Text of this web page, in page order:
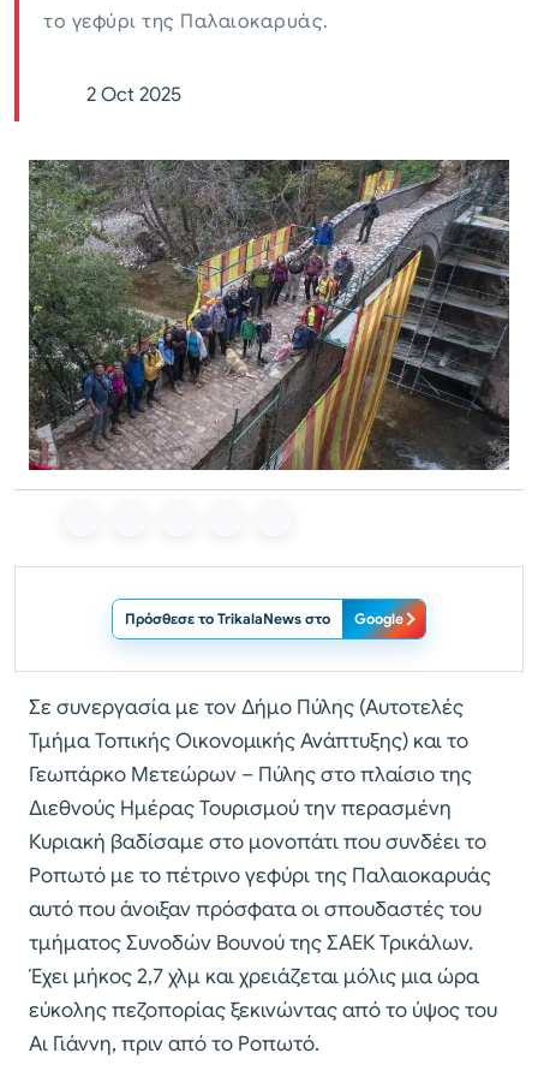
το γεφύρι της Παλαιοκαρυάς.
2 Oct 2025
Πρόσθεσε το TrikalaNews στο Google
Σε συνεργασία με τον Δήμο Πύλης (Αυτοτελές
Τμήμα Τοπικής Οικονομικής Ανάπτυξης) και το
Γεωπάρκο Μετεώρων – Πύλης στο πλαίσιο της
Διεθνούς Ημέρας Τουρισμού την περασμένη
Κυριακή βαδίσαμε στο μονοπάτι που συνδέει το
Ροπωτό με το πέτρινο γεφύρι της Παλαιοκαρυάς
αυτό που άνοιξαν πρόσφατα οι σπουδαστές του
τμήματος Συνοδών Βουνού της ΣΑΕΚ Τρικάλων.
Έχει μήκος 2,7 χλμ και χρειάζεται μόλις μια ώρα
εύκολης πεζοπορίας ξεκινώντας από το ύψος του
Αι Γιάννη, πριν από το Ροπωτό.